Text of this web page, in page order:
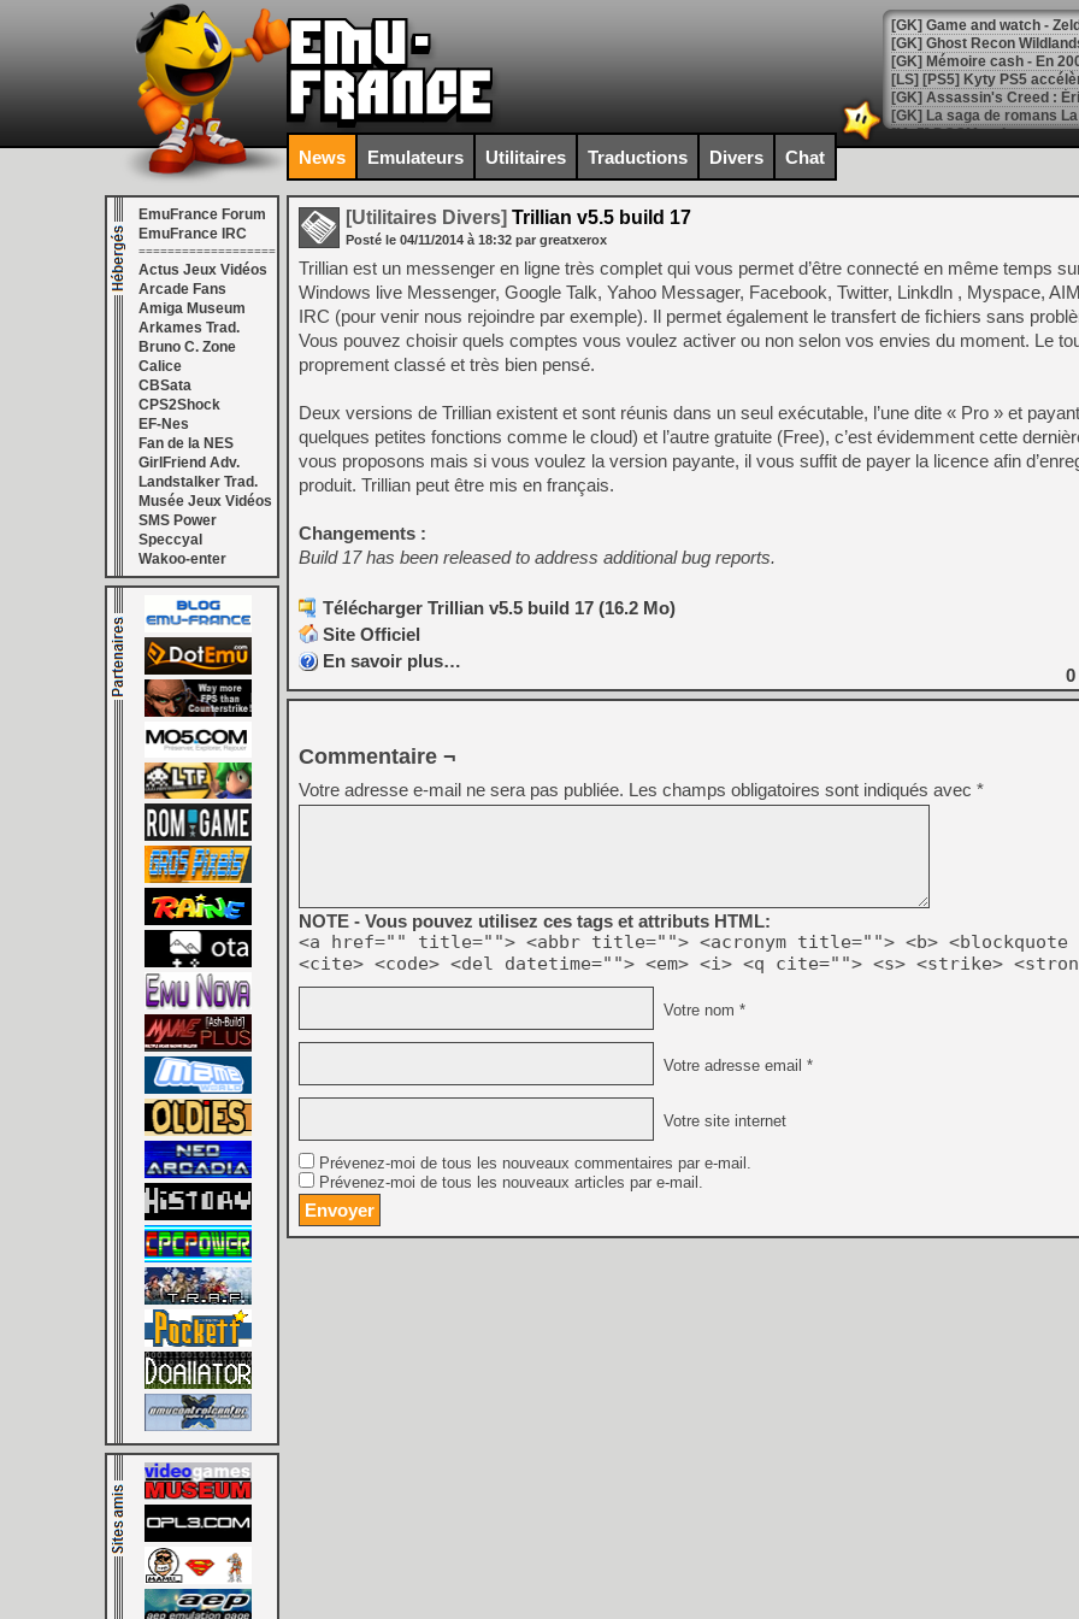
[Mo5] DOOM arrive en
[GK] Bethesda fête les 30
[GK] Roblox : l'action en
[GK] Agenda - GeForce
[GK] Devolver Digital en a
[LS] [PS5] ps5-y2jb-
[GK] Pourquoi Marvel
[GK] Test : Restory : Chill
[GK] GTA 6 : Rockstar
[GK] Hot Wheels Infinite
[GK] Mémoire cash -
[GK] Résultats Nintendo :
[GK] Déjà des
[Mo5] Brickboy cherche à
[GK] Minecraft et ses «
[GK] Beast of
[GK] Ubisoft : fin de partie
[GK] Mémoire cash -
[GK] Dan Houser (GTA)
[GK] Comment EA Sports
[GK] Crimson Moon : un
[GK] Isle of Reveries : le
[GK] Moonlighter 2 : The
[GK] Capcom relance
[Mo5] Deux inédits du
[GK] Le beat'em up The
[GK] Endless Legend 2 :
[LS] [PS5] Premiers
News Emulateurs Utilitaires Traductions Divers Chat
EmuFrance Forum
EmuFrance IRC
===================
Actus Jeux Vidéos
Arcade Fans
Amiga Museum
Arkames Trad.
Bruno C. Zone
Calice
CBSata
CPS2Shock
EF-Nes
Fan de la NES
GirlFriend Adv.
Landstalker Trad.
Musée Jeux Vidéos
SMS Power
Speccyal
Wakoo-enter
[Utilitaires Divers] Trillian v5.5 build 17
Posté le 04/11/2014 à 18:32 par greatxerox
Trillian est un messenger en ligne très complet qui vous permet d’être connecté en même temps
Windows live Messenger, Google Talk, Yahoo Messager, Facebook, Twitter, Linkdln , Myspace,
IRC (pour venir nous rejoindre par exemple). Il permet également le transfert de fichiers sans
Vous pouvez choisir quels comptes vous voulez activer ou non selon vos envies du moment. Le
proprement classé et très bien pensé.
Deux versions de Trillian existent et sont réunis dans un seul exécutable, l’une dite « Pro » et
quelques petites fonctions comme le cloud) et l’autre gratuite (Free), c’est évidemment cette
vous proposons mais si vous voulez la version payante, il vous suffit de payer la licence afin
produit. Trillian peut être mis en français.
Changements :
Build 17 has been released to address additional bug reports.
Télécharger Trillian v5.5 build 17 (16.2 Mo)
Site Officiel
En savoir plus…
0
Commentaire ¬
Votre adresse e-mail ne sera pas publiée. Les champs obligatoires sont indiqués avec *
NOTE - Vous pouvez utilisez ces tags et attributs HTML:
<a href="" title=""> <abbr title=""> <acronym title=""> <b> <blockquote
<cite> <code> <del datetime=""> <em> <i> <q cite=""> <s> <strike>
Votre nom *
Votre adresse email *
Votre site internet
Prévenez-moi de tous les nouveaux commentaires par e-mail.
Prévenez-moi de tous les nouveaux articles par e-mail.